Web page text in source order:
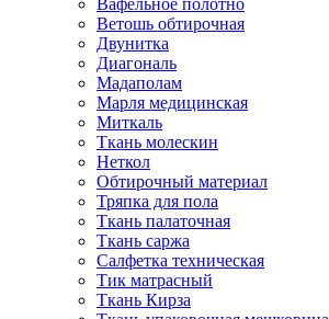
Вафельное полотно
Ветошь обтирочная
Двунитка
Диагональ
Мадаполам
Марля медицинская
Миткаль
Ткань молескин
Неткол
Обтирочный материал
Тряпка для пола
Ткань палаточная
Ткань саржа
Салфетка техническая
Тик матрасный
Ткань Кирза